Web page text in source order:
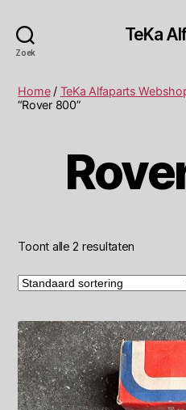
Zoek
TeKa
Home/ TeKa Alfaparts
“Rover 800”
Toont alle 2 resultaten